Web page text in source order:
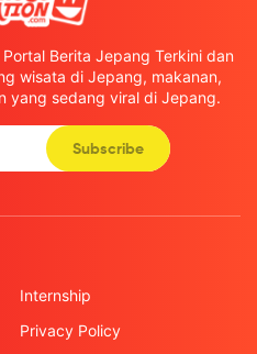
Berita Jepang Terkini dan
wisata di Jepang, makanan,
yang sedang viral di Jepang.
Subscribe
Internship
Privacy Policy